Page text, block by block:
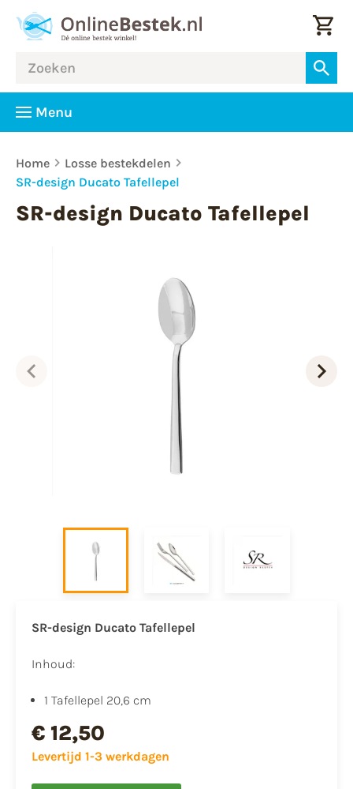
Menu
Home
Losse bestekdelen
SR-design Ducato Tafellepel
SR-design Ducato Tafellepel
SR-design Ducato Tafellepel
Inhoud:
1 Tafellepel 20,6 cm
€ 12,50
Levertijd 1-3 werkdagen